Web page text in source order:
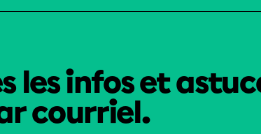
les infos et
courriel.